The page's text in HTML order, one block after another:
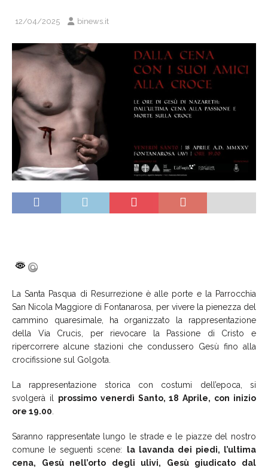
12/04/2025 binews.it
La Santa Pasqua di Resurrezione è alle porte e la Parrocchia
San Nicola Maggiore di Fontanarosa, per vivere la pienezza del
cammino quaresimale, ha organizzato la rappresentazione
della Via Crucis, per rievocare la Passione di Cristo e
ripercorrere alcune stazioni che condussero Gesù fino alla
crocifissione sul Golgota.
La rappresentazione storica con costumi dell’epoca, si
svolgerà il prossimo venerdì Santo, 18 Aprile, con inizio
ore 19.00
Saranno rappresentate lungo le strade e le piazze del nostro
comune le seguenti scene:
la lavanda dei piedi, l’ultima
cena, Gesù nell’orto degli ulivi, Gesù giudicato dal